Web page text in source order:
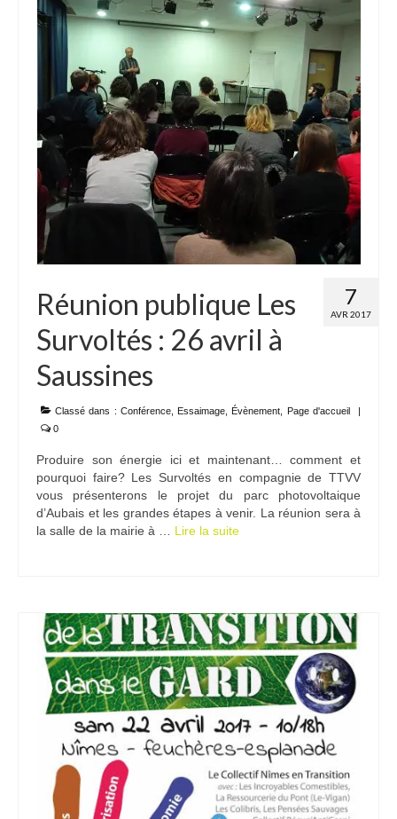
7
AVR 2017
Réunion publique Les
Survoltés : 26 avril à
Saussines
Classé dans : Conférence, Essaimage Évènement Page d'accueil
|
0
Produire son énergie ici et maintenant… comment et
pourquoi faire? Les Survoltés en compagnie de TTVV
vous présenterons le projet du parc photovoltaique
d’Aubais et les grandes étapes à venir. La réunion sera à
la salle de la mairie à … Lire la suite­­